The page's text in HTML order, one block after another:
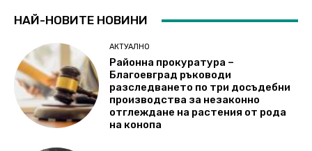
НАЙ-НОВИТЕ НОВИНИ
АКТУАЛНО
Районна прокуратура –
Благоевград ръководи
разследването по три досъдебни
производства за незаконно
отглеждане на растения от рода
на конопа